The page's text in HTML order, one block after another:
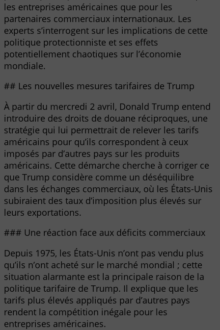
les entreprises américaines que pour les
partenaires commerciaux internationaux. Les
experts s’interrogent sur les implications de cette
politique protectionniste et ses effets
potentiellement chaotiques sur l’économie
mondiale.
## Les nouvelles mesures tarifaires de Trump
À partir du mercredi 2 avril, Donald Trump entend
introduire des droits de douane réciproques, une
stratégie qui lui permettrait de relever les tarifs
américains pour qu’ils correspondent à ceux
imposés par d’autres pays sur les produits
américains. Cette démarche cherche à corriger ce
que Trump considère comme un déséquilibre
dans les échanges commerciaux, où les États-Unis
subiraient des taux d’imposition plus élevés sur
leurs exportations.
### Une réaction face aux déficits commerciaux
Depuis 1975, les États-Unis n’ont pas vendu plus
qu’ils n’ont acheté sur le marché mondial ; cette
situation alarmante est la principale raison de la
politique tarifaire de Trump. Il explique que les
tarifs plus élevés appliqués par d’autres pays
rendent la compétition inégale pour les
entreprises américaines.